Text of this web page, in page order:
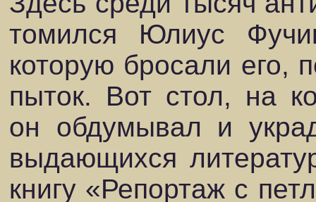
томился Юлиус
которую бросали его,
пыток. Вот стол, на
он обдумывал и
выдающихся
книгу «Репортаж с